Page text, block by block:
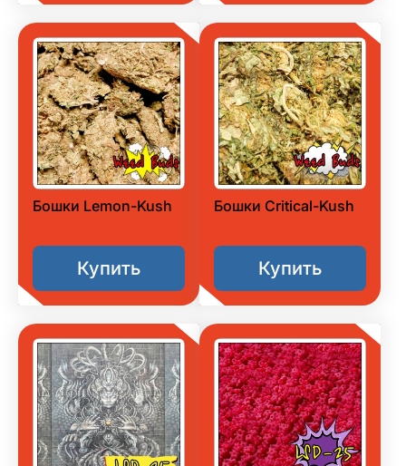
Бошки Lemon-Kush
Купить
Бошки Critical-Kush
Купить